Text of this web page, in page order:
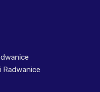
Radwanice